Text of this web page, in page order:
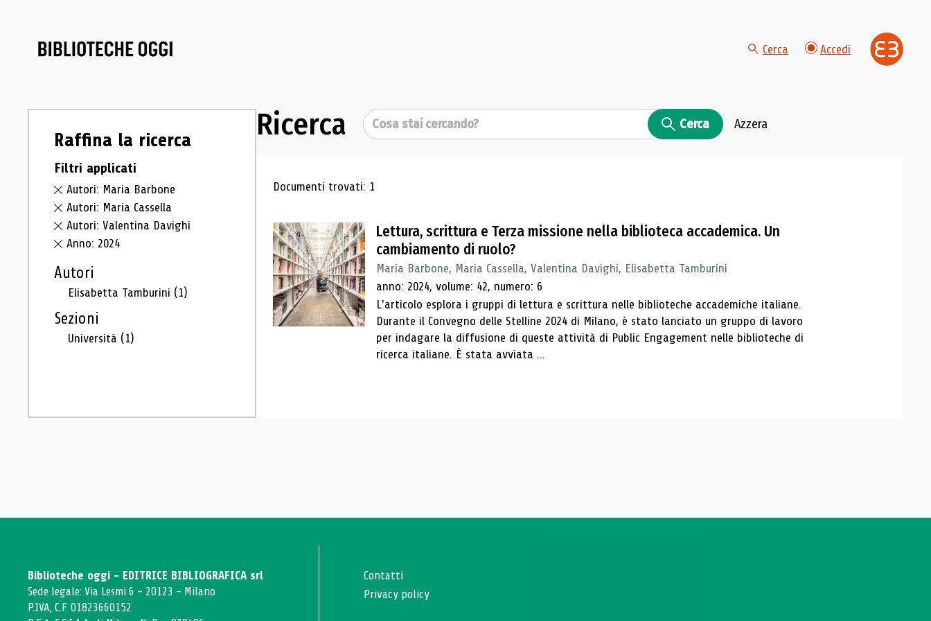
Cerca Accedi
Raffina la ricerca
Filtri applicati
Autori: Maria Barbone
Autori: Maria Cassella
Autori: Valentina Davighi
Anno: 2024
Autori
Elisabetta Tamburini (1)
Sezioni
Università (1)
Ricerca Cerca Cerca Azzera
Risultati di ricerca
Documenti trovati: 1
Lettura, scrittura e Terza missione nella biblioteca accademica. Un
cambiamento di ruolo?
Maria Barbone, Maria Cassella, Valentina Davighi, Elisabetta Tamburini
anno: 2024, volume: 42, numero: 6
L'articolo esplora i gruppi di lettura e scrittura nelle biblioteche accademiche italiane.
Durante il Convegno delle Stelline 2024 di Milano, è stato lanciato un gruppo di lavoro
per indagare la diffusione di queste attività di Public Engagement nelle biblioteche di
ricerca italiane. È stata avviata ...
Biblioteche oggi - EDITRICE BIBLIOGRAFICA srl
Sede legale: Via Lesmi 6 - 20123 - Milano
P.IVA, C.F. 01823660152
Contatti
Privacy policy